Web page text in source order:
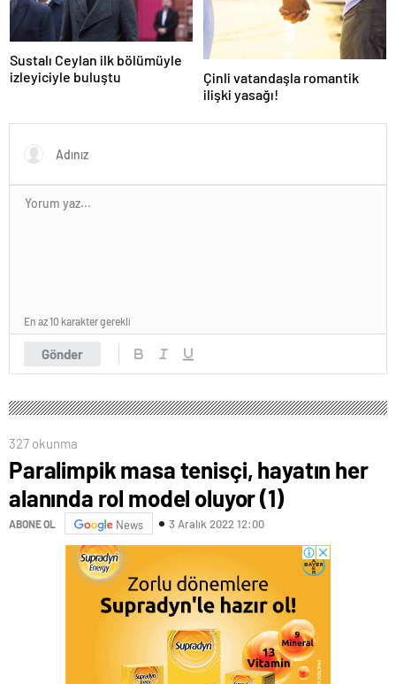
Sustalı Ceylan ilk bölümüyle
izleyiciyle buluştu
Çinli vatandaşla romantik
ilişki yasağı!
Gönder
En az 10 karakter gerekli
327 okunma
Paralimpik masa tenisçi, hayatın her
alanında rol model oluyor (1)
ABONE OL News 3 Aralık 2022 12:00